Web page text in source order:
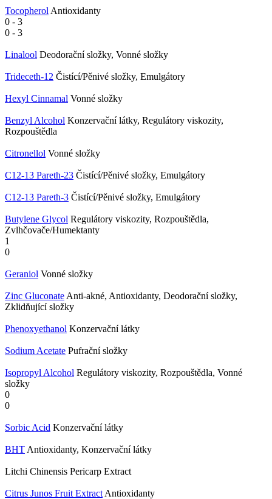
Tocopherol Antioxidanty
0 - 3
0 - 3
Linalool Deodorační složky, Vonné složky
Trideceth-12 Čistící/Pěnivé složky, Emulgátory
Hexyl Cinnamal Vonné složky
Benzyl Alcohol Konzervační látky, Regulátory viskozity,
Rozpouštědla
Citronellol Vonné složky
C12-13 Pareth-23 Čistící/Pěnivé složky, Emulgátory
C12-13 Pareth-3 Čistící/Pěnivé složky, Emulgátory
Butylene Glycol Regulátory viskozity, Rozpouštědla,
Zvlhčovače/Humektanty
1
0
Geraniol Vonné složky
Zinc Gluconate Anti-akné, Antioxidanty, Deodorační složky,
Zklidňující složky
Phenoxyethanol Konzervační látky
Sodium Acetate Pufrační složky
Isopropyl Alcohol Regulátory viskozity, Rozpouštědla, Vonné
složky
0
0
Sorbic Acid Konzervační látky
BHT Antioxidanty, Konzervační látky
Litchi Chinensis Pericarp Extract
Citrus Junos Fruit Extract Antioxidanty